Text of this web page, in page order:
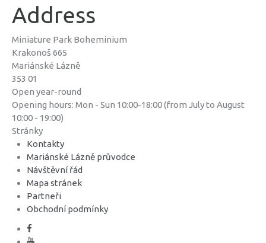
Address
Miniature Park Boheminium
Krakonoš 665
Mariánské Lázně
353 01
Open year-round
Opening hours: Mon - Sun 10:00-18:00 (from July to August
10:00 - 19:00)
Stránky
Kontakty
Mariánské Lázně průvodce
Návštěvní řád
Mapa stránek
Partneři
Obchodní podmínky